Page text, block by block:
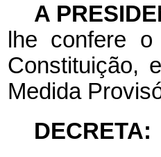
A
lhe confere
Constituição,
Medida
DECRETA: